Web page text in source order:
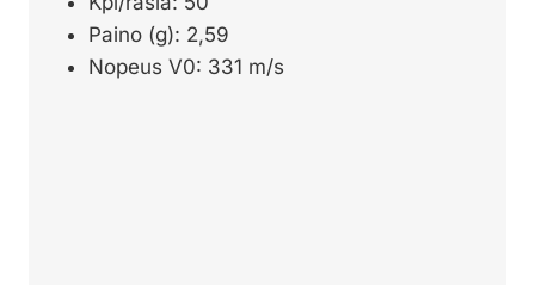
Paino (g): 2,59
Nopeus V0: 331 m/s